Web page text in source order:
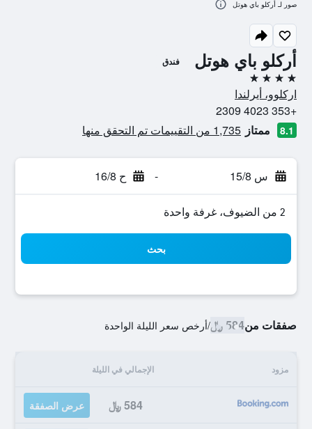
أركلو باي هوتل فندق
4 نجوم
اركلوو، أيرلندا
+353 4023 2309
8.1 ممتاز 1,735 من التقييمات تم التحقق منها
س 15/8 - ح 16/8
2 من الضيوف، غرفة واحدة
بحث
صفقات من584 ﷼ /أرخص سعر الليلة الواحدة
مزود الإجمالي في الليلة
584 ﷼ عرض الصفقة
صور لـ أركلو باي هوتل